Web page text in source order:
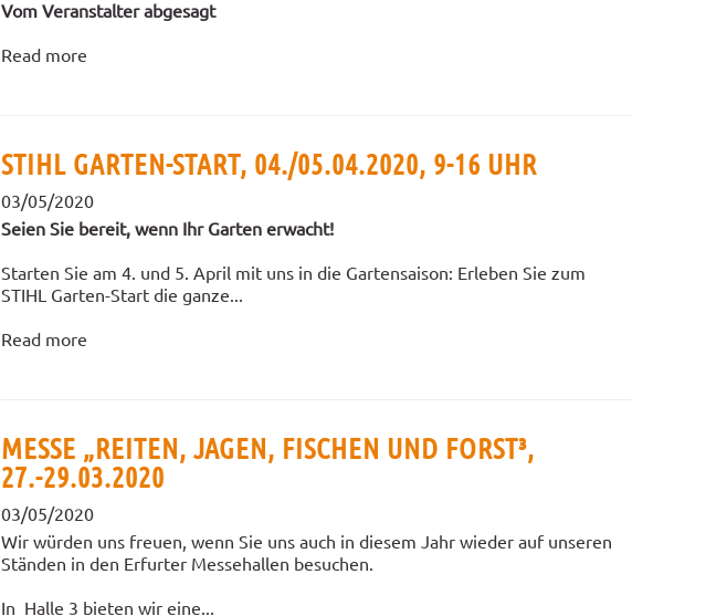
Vom Veranstalter abgesagt
Read more
STIHL GARTEN-START, 04./05.04.2020, 9-16 UHR
03/05/2020
Seien Sie bereit, wenn Ihr Garten erwacht!
Starten Sie am 4. und 5. April mit uns in die Gartensaison: Erleben Sie zum
STIHL Garten-Start die ganze...
Read more
MESSE „REITEN, JAGEN, FISCHEN UND FORST³,
27.-29.03.2020
03/05/2020
Wir würden uns freuen, wenn Sie uns auch in diesem Jahr wieder auf unseren
Ständen in den Erfurter Messehallen besuchen.
In Halle 3 bieten wir eine...